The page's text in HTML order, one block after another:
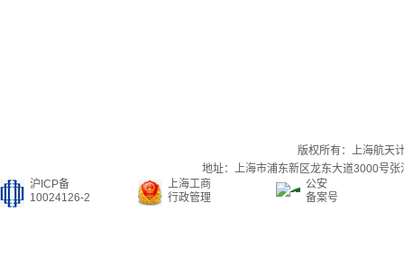
版权所有：上海航天
地址：上海市浦东新区龙东大道3000号
沪ICP备
10024126-2
上海工商
行政管理
公安
备案号